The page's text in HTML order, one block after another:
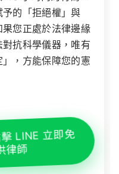
的「拒絕權」與
果您正處於法律邊緣
抗科學儀器，唯有
，方能保障您的憲
LINE 立即免
律師